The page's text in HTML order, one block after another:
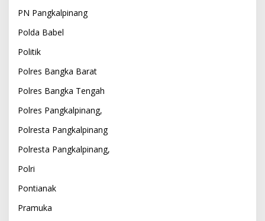
PN Pangkalpinang
Polda Babel
Politik
Polres Bangka Barat
Polres Bangka Tengah
Polres Pangkalpinang,
Polresta Pangkalpinang
Polresta Pangkalpinang,
Polri
Pontianak
Pramuka